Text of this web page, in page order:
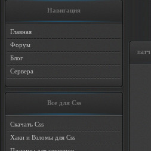
Навигация
Главная
Форум
Блог
Сервера
Все для Css
Скачать Css
Хаки и Взломы для Css